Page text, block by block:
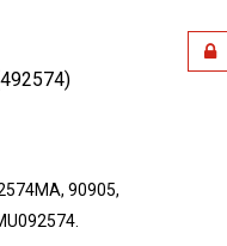
90905,